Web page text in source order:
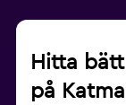
Hitta
på